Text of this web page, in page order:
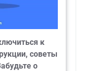
к
советы
о